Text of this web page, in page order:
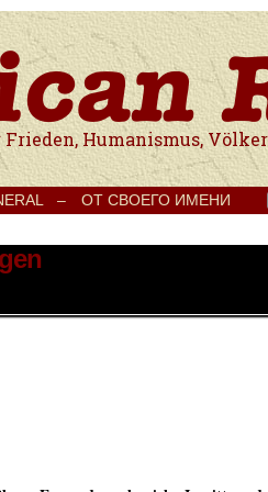
Völkerverständigung und
–
ОТ СВОЕГО ИМЕНИ